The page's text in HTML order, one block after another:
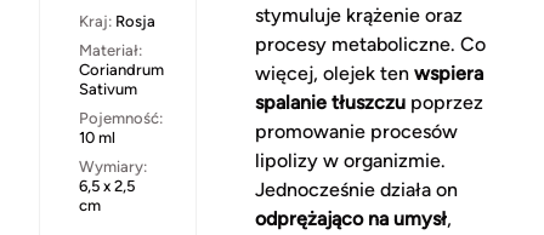
Kraj: Rosja
Materiał:
Coriandrum
Sativum
Pojemność:
10 ml
Wymiary:
6,5 x 2,5
cm
stymuluje krążenie oraz
procesy metaboliczne. Co
więcej, olejek ten wspiera
spalanie tłuszczupoprzez
promowanie procesów
lipolizy w organizmie.
Jednocześnie działa on
odprężająco na umysł,